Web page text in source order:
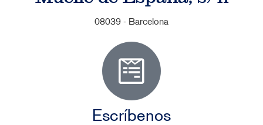
08039 - Barcelona
Escríbenos